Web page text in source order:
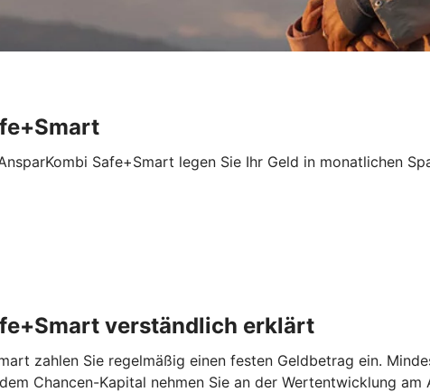
Safe+Smart legen Sie Ihr Geld in monatlichen
verständlich erklärt
zahlen Sie regelmäßig einen festen Geldbetrag ein.
Chancen-Kapital nehmen Sie an der Wertentwicklung